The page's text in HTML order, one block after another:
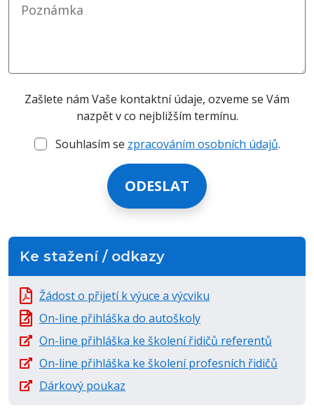
Poznámka
Zašlete nám Vaše kontaktní údaje, ozveme se Vám
nazpět v co nejbližším termínu.
Souhlasím se zpracováním osobních údajů.
Ke stažení / odkazy
Žádost o přijetí k výuce a výcviku
On-line přihláška do autoškoly
On-line přihláška ke školení řidičů referentů
On-line přihláška ke školení profesních řidičů
Dárkový poukaz